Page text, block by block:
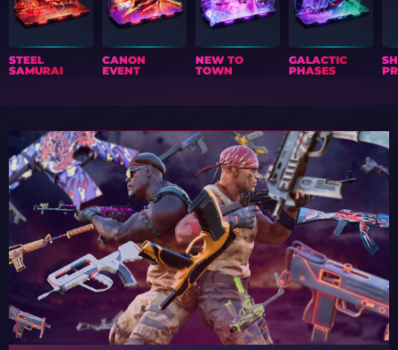
STEEL
SAMURAI
CANON
EVENT
NEW TO
TOWN
GALACTIC
PHASES